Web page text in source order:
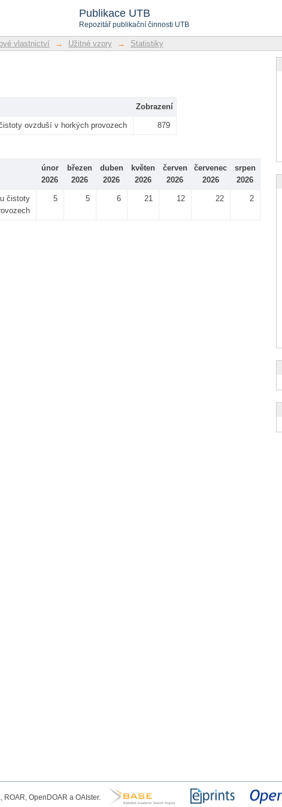
Publikace UTB
Repozitář publikační činnosti UTB
vlastnictví → Užitné vzory → Statistiky
Zobrazení
ovzduší v horkých provozech 879
únor
2026
březen
2026
duben
2026
květen
2026
červen
2026
červenec
2026
srpen
2026
čistoty
5 5 6 21 12 22 2
OpenDOAR a OAIster.